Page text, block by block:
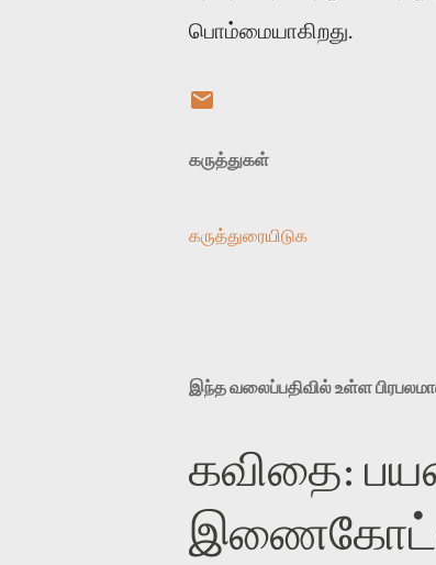
பொம்மையாகிறது.
கருத்துகள்
கருத்துரையிடுக
இந்த வலைப்பதிவில் உள்ள
கவிதை:
இணைகோட்டு